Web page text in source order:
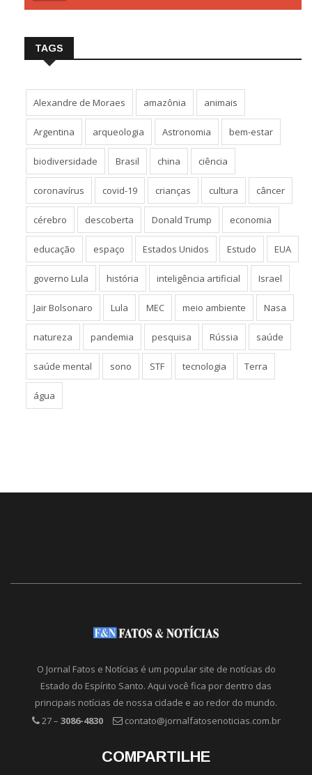
TAGS
Alexandre de Moraes amazônia animais
Argentina arqueologia Astronomia bem-estar
biodiversidade Brasil china ciência
coronavírus covid-19 crianças cultura câncer
cérebro descoberta Donald Trump economia
educação espaço Estados Unidos Estudo EUA
governo Lula história inteligência artificial Israel
Jair Bolsonaro Lula MEC meio ambiente Nasa
natureza pandemia pesquisa Rússia saúde
saúde mental sono STF tecnologia Terra
água
O Jornal Fatos e Notícias é um popular site de notícias do
Estado do Espírito Santo. Aqui você fica por dentro das
principais notícias de nossa cidade e ao redor do mundo.
27 – 3086-4830 contato@jornalfatosenoticias.com.br
COMPARTILHE